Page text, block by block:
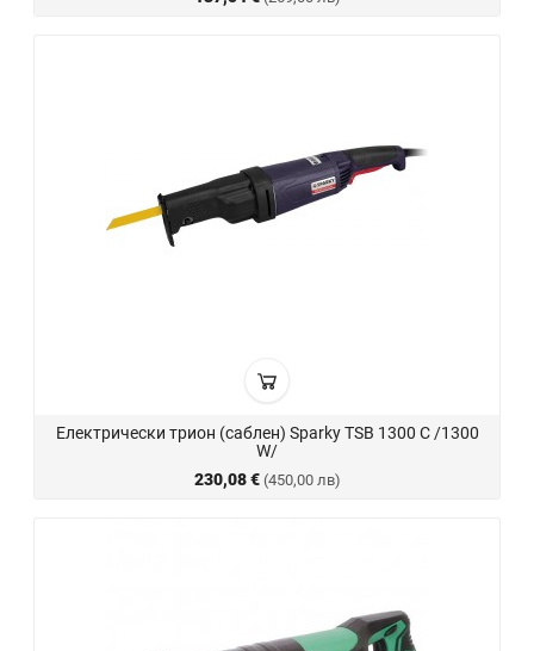
Електрически трион (саблен) Sparky TSB 1300 C /1300
W/
230,08 € (450,00 лв)